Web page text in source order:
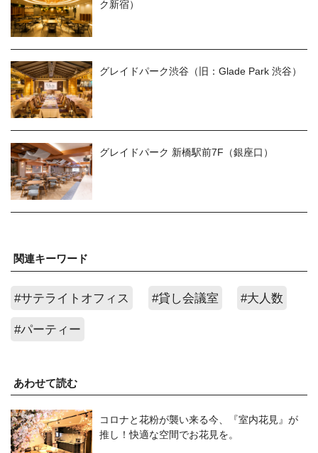
ク新宿）
グレイドパーク渋谷（旧：Glade Park 渋谷）
グレイドパーク 新橋駅前7F（銀座口）
関連キーワード
#サテライトオフィス #貸し会議室 #大人数
#パーティー
あわせて読む
コロナと花粉が襲い来る今、『室内花見』が
推し！快適な空間でお花見を。